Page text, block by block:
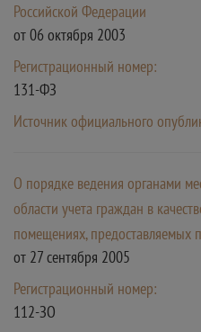
Российской Федерации
от 06 октября 2003
Регистрационный номер:
131-ФЗ
Источник официального
О порядке ведения органами
области учета граждан в
помещениях, предоставляемых
от 27 сентября 2005
Регистрационный номер:
112-ЗО